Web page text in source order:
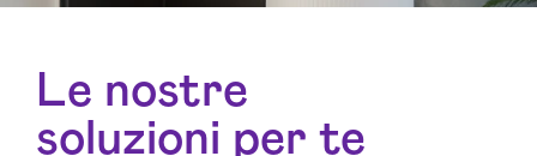
Le nostre
soluzioni per te